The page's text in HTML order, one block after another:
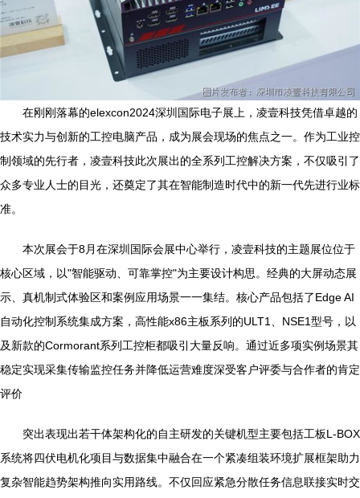
在刚刚落幕的elexcon2024深圳国际电子展上，凌壹科技凭借卓越的
技术实力与创新的工控电脑产品，成为展会现场的焦点之一。作为工业控
制领域的先行者，凌壹科技此次展出的全系列工控解决方案，不仅吸引了
众多专业人士的目光，还奠定了其在智能制造时代中的新一代先进行业标
准。
本次展会于8月在深圳国际会展中心举行，凌壹科技的主题展位位于
核心区域，以"智能驱动、可靠掌控"为主要设计构思。经典的大屏动态展
示、真机制式体验区和案例应用场景一一集结。核心产品包括了Edge AI
自动化控制系统集成方案，高性能x86主板系列的ULT1、NSE1型号，以
及新款的Cormorant系列工控柜都吸引大量反响。通过近多项实例场景其
稳定实现采集传输监控任务并降低运营难度深受客户评委与合作者的肯定
评价
突出表现出若干体架构化的自主研发的关键机型主要包括工板L-BOX
系统将四伏电机化项目与数据集中融合在一个紧凑组装环境扩展框架助力
复杂智能趋势架构推向实用路线。不仅回应紧急分散任务信息联接实时交